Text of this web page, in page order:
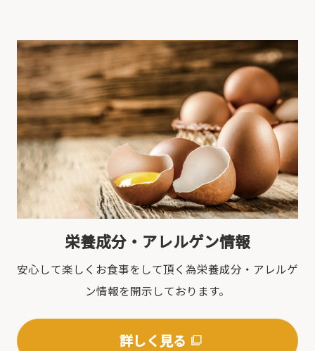
栄養成分・アレルゲン情報
安心して楽しくお食事をして頂く為栄養成分・アレルゲ
ン情報を開示しております。
詳しく見る